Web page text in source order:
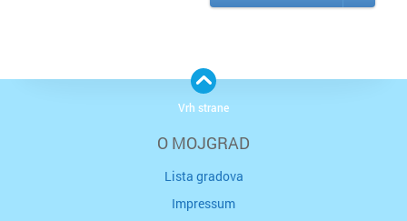
O MOJGRAD
Lista gradova
Impressum
Vrh strane